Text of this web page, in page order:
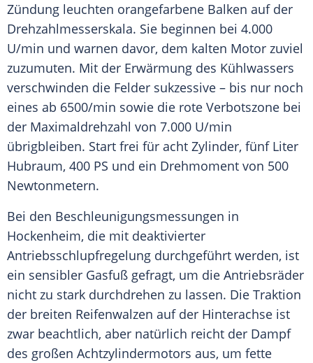
Zündung leuchten orangefarbene Balken auf der
Drehzahlmesserskala. Sie beginnen bei 4.000
U/min und warnen davor, dem kalten Motor zuviel
zuzumuten. Mit der Erwärmung des Kühlwassers
verschwinden die Felder sukzessive – bis nur noch
eines ab 6500/min sowie die rote Verbotszone bei
der Maximaldrehzahl von 7.000 U/min
übrigbleiben. Start frei für acht Zylinder, fünf Liter
Hubraum, 400 PS und ein Drehmoment von 500
Newtonmetern.
Bei den Beschleunigungsmessungen in
Hockenheim, die mit deaktivierter
Antriebsschlupfregelung durchgeführt werden, ist
ein sensibler Gasfuß gefragt, um die Antriebsräder
nicht zu stark durchdrehen zu lassen. Die Traktion
der breiten Reifenwalzen auf der Hinterachse ist
zwar beachtlich, aber natürlich reicht der Dampf
des großen Achtzylindermotors aus, um fette